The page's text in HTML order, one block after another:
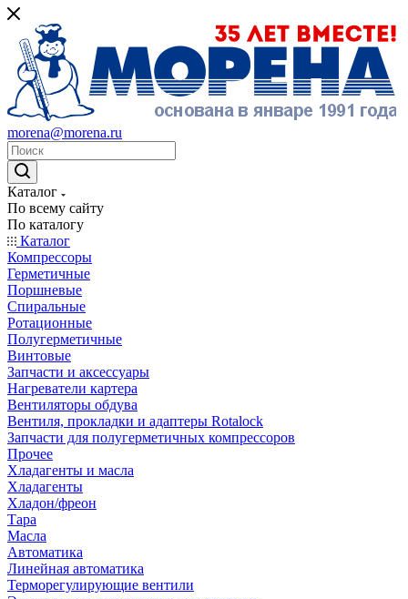
morena@morena.ru
Каталог
По всему сайту
По каталогу
Каталог
Компрессоры
Герметичные
Поршневые
Спиральные
Ротационные
Полугерметичные
Винтовые
Запчасти и аксессуары
Нагреватели картера
Вентиляторы обдува
Вентиля, прокладки и адаптеры Rotalock
Запчасти для полугерметичных компрессоров
Прочее
Хладагенты и масла
Хладагенты
Хладон/фреон
Тара
Масла
Автоматика
Линейная автоматика
Терморегулирующие вентили